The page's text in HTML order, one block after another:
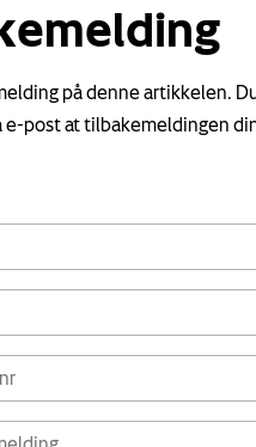
på denne artikkelen.
e-post at tilbakemeldingen